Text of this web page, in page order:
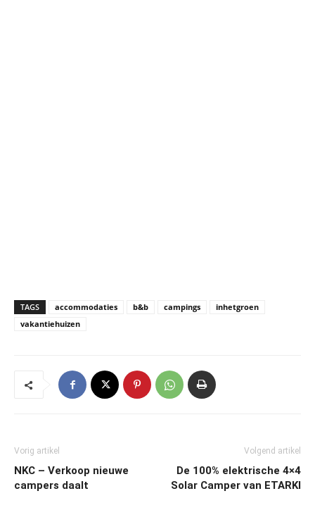
TAGS accommodaties b&b campings
inhetgroen
vakantiehuizen
Vorig artikel
NKC – Verkoop nieuwe
campers daalt
Volgend artikel
De 100% elektrische 4×4
Solar Camper van ETARKI